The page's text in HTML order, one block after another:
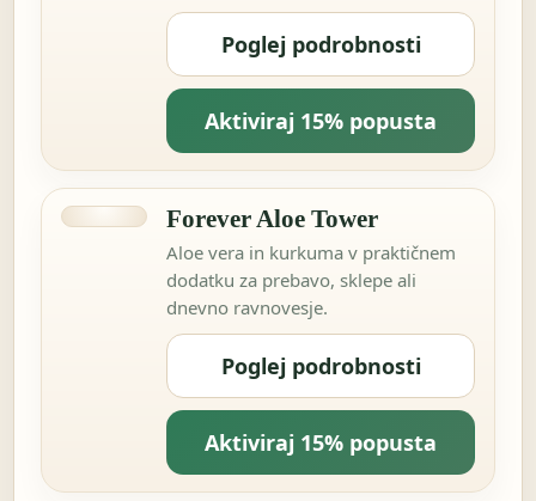
Poglej podrobnosti
Aktiviraj 15% popusta
Forever Aloe Tower
Aloe vera in kurkuma v praktičnem
dodatku za prebavo, sklepe ali
dnevno ravnovesje.
Poglej podrobnosti
Aktiviraj 15% popusta